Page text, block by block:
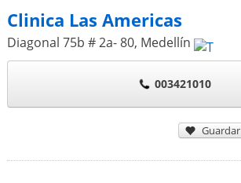
Clinica Las Americas
Diagonal 75b # 2a- 80, Medellín
003421010
Guardar